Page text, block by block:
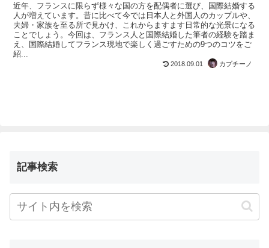
近年、フランスに限らず様々な国の方を配偶者に選び、国際結婚する
人が増えています。昔に比べて今では日本人と外国人のカップルや、
夫婦・家族を至る所で見かけ、これからますます日常的な光景になる
ことでしょう。今回は、フランス人と国際結婚した筆者の経験を踏ま
え、国際結婚してフランス現地で楽しく過ごすための9つのコツをご
紹...
2018.09.01 カプチーノ
記事検索